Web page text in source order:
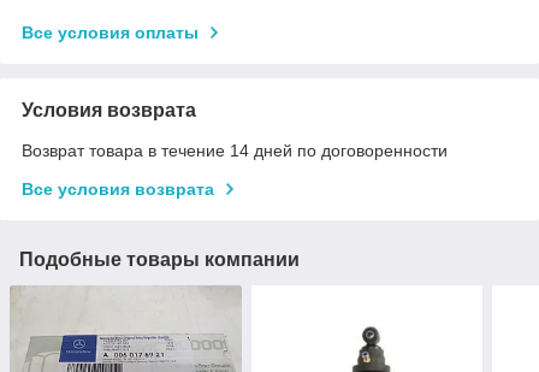
Все условия оплаты
Условия возврата
Возврат товара в течение 14 дней по договоренности
Все условия возврата
Подобные товары компании